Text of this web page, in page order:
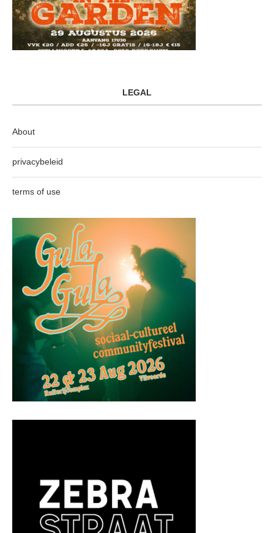
LEGAL
About
privacybeleid
terms of use